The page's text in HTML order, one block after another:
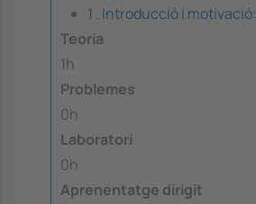
1 . Introducció i motivació:
Teoria
1h
Problemes
0h
Laboratori
0h
Aprenentatge dirigit